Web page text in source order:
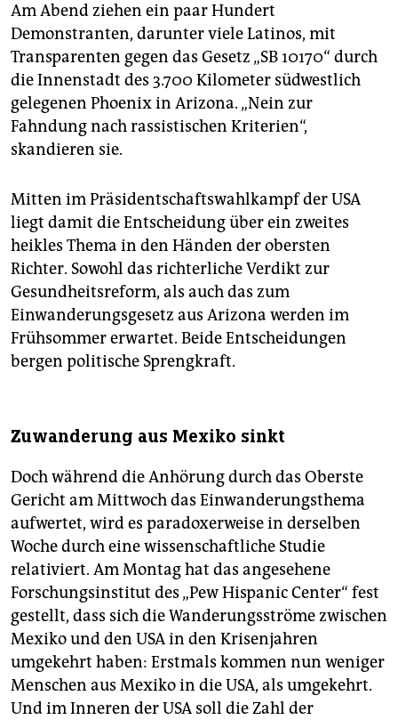
Am Abend ziehen ein paar Hundert
Demonstranten, darunter viele Latinos, mit
Transparenten gegen das Gesetz „SB 10170“ durch
die Innenstadt des 3.700 Kilometer südwestlich
gelegenen Phoenix in Arizona. „Nein zur
Fahndung nach rassistischen Kriterien“,
skandieren sie.
Mitten im Präsidentschaftswahlkampf der USA
liegt damit die Entscheidung über ein zweites
heikles Thema in den Händen der obersten
Richter. Sowohl das richterliche Verdikt zur
Gesundheitsreform, als auch das zum
Einwanderungsgesetz aus Arizona werden im
Frühsommer erwartet. Beide Entscheidungen
bergen politische Sprengkraft.
Zuwanderung aus Mexiko sinkt
Doch während die Anhörung durch das Oberste
Gericht am Mittwoch das Einwanderungsthema
aufwertet, wird es paradoxerweise in derselben
Woche durch eine wissenschaftliche Studie
relativiert. Am Montag hat das angesehene
Forschungsinstitut des „Pew Hispanic Center“ fest
gestellt, dass sich die Wanderungsströme zwischen
Mexiko und den USA in den Krisenjahren
umgekehrt haben: Erstmals kommen nun weniger
Menschen aus Mexiko in die USA, als umgekehrt.
Und im Inneren der USA soll die Zahl der